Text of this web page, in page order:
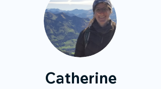
Catherine